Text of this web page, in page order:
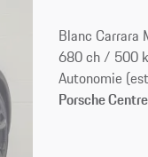
Blanc Carrara
680 ch / 500
Autonomie
Porsche